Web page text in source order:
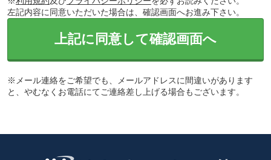
左記内容に同意いただいた場合は、確認画面へお進み下さい。
上記に同意して確認画面へ
※メール連絡をご希望でも、メールアドレスに間違いがあります
と、やむなくお電話にてご連絡差し上げる場合もございます。